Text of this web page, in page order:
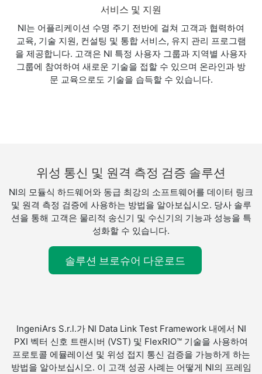
서비스 및 지원
NI는 어플리케이션 수명 주기 전반에 걸쳐 고객과 협력하여
교육, 기술 지원, 컨설팅 및 통합 서비스, 유지 관리 프로그램
을 제공합니다. 고객은 NI 특정 사용자 그룹과 지역별 사용자
그룹에 참여하여 새로운 기술을 접할 수 있으며 온라인과 방
문 교육으로도 기술을 습득할 수 있습니다.
위성 통신 및 원격 측정 검증 솔루션
NI의 모듈식 하드웨어와 동급 최강의 소프트웨어를 데이터 링크
및 원격 측정 검증에 사용하는 방법을 알아보십시오. 당사 솔루
션을 통해 고객은 물리적 송신기 및 수신기의 기능과 성능을 특
성화할 수 있습니다.
솔루션 브로슈어 다운로드
IngeniArs S.r.l.가 NI Data Link Test Framework 내에서 NI
PXI 벡터 신호 트랜시버 (VST) 및 FlexRIO™ 기술을 사용하여
프로토콜 에뮬레이션 및 위성 접지 통신 검증을 가능하게 하는
방법을 알아보십시오. 이 고객 성공 사례는 어떻게 NI의 프레임